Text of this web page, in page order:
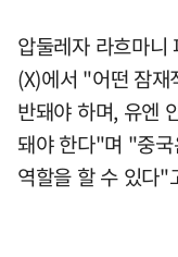
압둘레자 라흐마니
(X)에서 "어떤 잠재
반돼야 하며, 유엔
돼야 한다"며 "중
역할을 할 수 있다"